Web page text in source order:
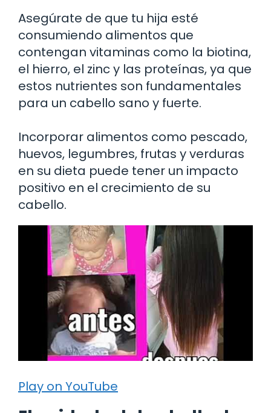
Asegúrate de que tu hija esté
consumiendo alimentos que
contengan vitaminas como la biotina,
el hierro, el zinc y las proteínas, ya que
estos nutrientes son fundamentales
para un cabello sano y fuerte.
Incorporar alimentos como pescado,
huevos, legumbres, frutas y verduras
en su dieta puede tener un impacto
positivo en el crecimiento de su
cabello.
Play on YouTube